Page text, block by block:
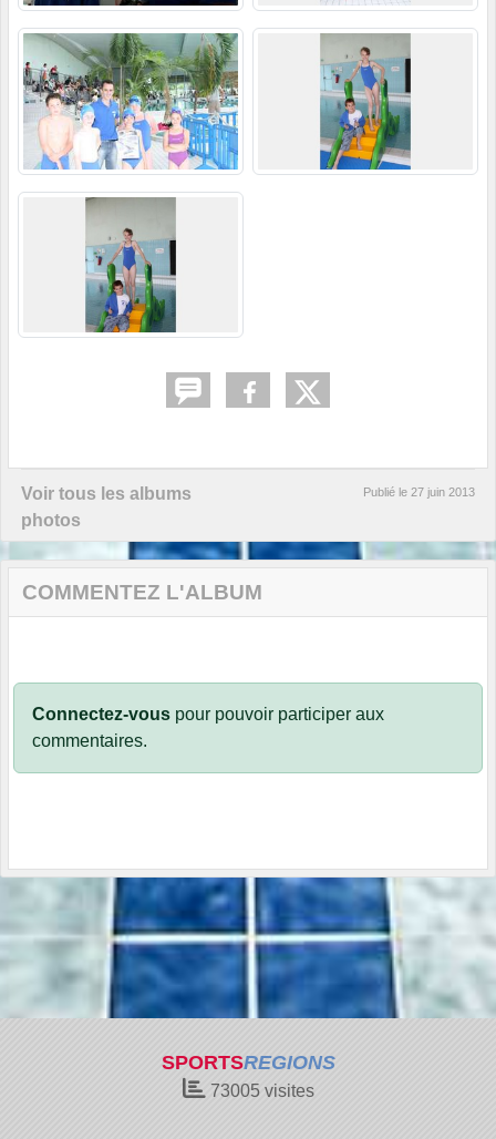
Voir tous les albums
photos
Publié le 27 juin 2013
COMMENTEZ L'ALBUM
Connectez-vous pour pouvoir participer aux
commentaires.
SPORTSREGIONS
73005visites